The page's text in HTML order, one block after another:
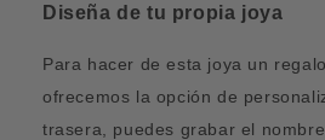
Diseña de tu propia joya
Para hacer de esta joya un
ofrecemos la opción de
trasera, puedes grabar el